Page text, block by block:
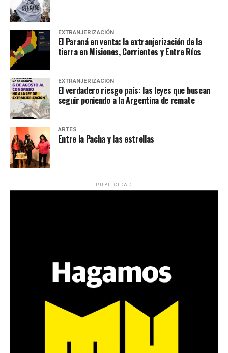
EXTRANJERIZACIÓN
El Paraná en venta: la extranjerización de la
tierra en Misiones, Corrientes y Entre Ríos
EXTRANJERIZACIÓN
El verdadero riesgo país: las leyes que buscan
seguir poniendo a la Argentina de remate
ARTES
Entre la Pacha y las estrellas
PUBLICIDAD